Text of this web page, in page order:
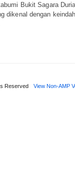
Bukit Sagara
dikenal dengan
Reserved View Non-AMP